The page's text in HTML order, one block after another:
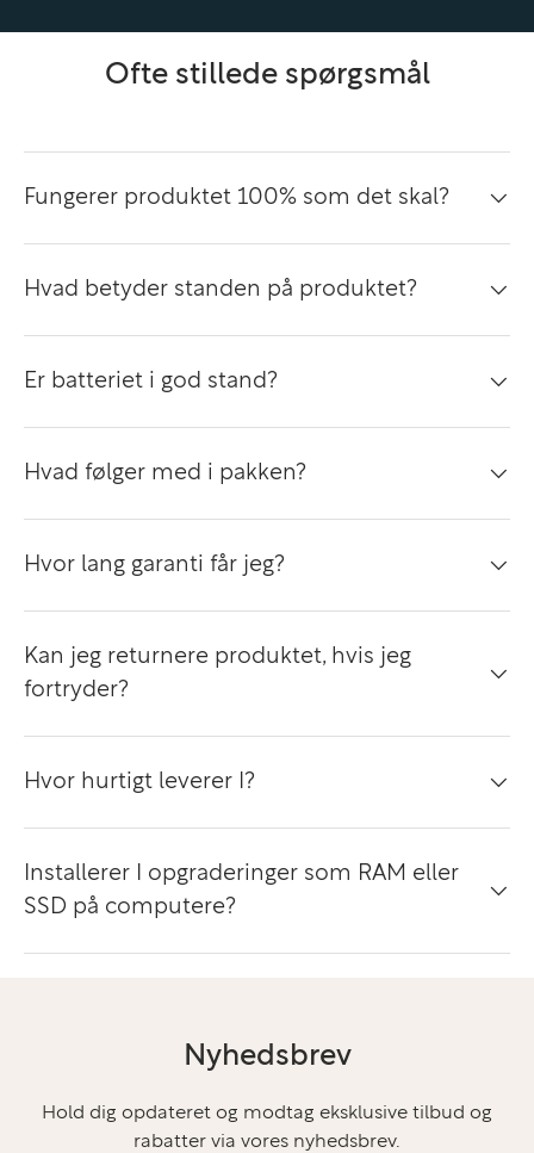
Ofte stillede spørgsmål
Fungerer produktet 100% som det skal?
Hvad betyder standen på produktet?
Er batteriet i god stand?
Hvad følger med i pakken?
Hvor lang garanti får jeg?
Kan jeg returnere produktet, hvis jeg
fortryder?
Hvor hurtigt leverer I?
Installerer I opgraderinger som RAM eller
SSD på computere?
Nyhedsbrev
Hold dig opdateret og modtag eksklusive tilbud og
rabatter via vores nyhedsbrev.